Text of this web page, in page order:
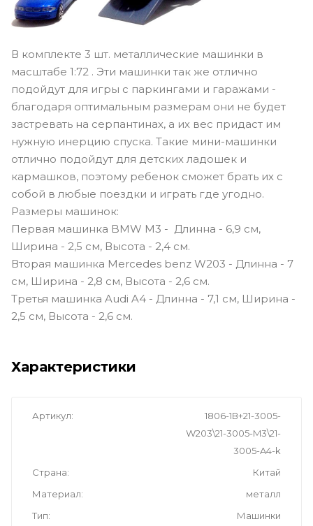
В комплекте 3 шт. металлические машинки в
масштабе 1:72 . Эти машинки так же отлично
подойдут для игры с паркингами и гаражами -
благодаря оптимальным размерам они не будет
застревать на серпантинах, а их вес придаст им
нужную инерцию спуска. Такие мини-машинки
отлично подойдут для детских ладошек и
кармашков, поэтому ребенок сможет брать их с
собой в любые поездки и играть где угодно.
Размеры машинок:
Первая машинка BMW M3 - Длинна - 6,9 см,
Ширина - 2,5 см, Высота - 2,4 см.
Вторая машинка Mercedes benz W203 - Длинна - 7
см, Ширина - 2,8 см, Высота - 2,6 см.
Третья машинка Audi A4 - Длинна - 7,1 см, Ширина -
2,5 см, Высота - 2,6 см.
Характеристики
Артикул
1806-1В+21-3005-
W203\21-3005-M3\21-
3005-A4-k
Страна
Китай
Материал
металл
Тип
Машинки